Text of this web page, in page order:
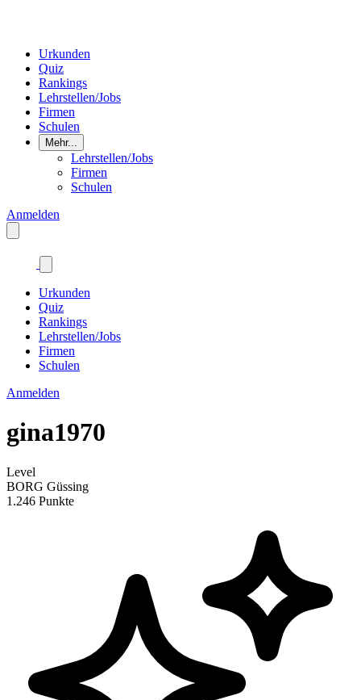
Urkunden
Quiz
Rankings
Lehrstellen/Jobs
Firmen
Schulen
Mehr...
Lehrstellen/Jobs
Firmen
Schulen
Anmelden
Urkunden
Quiz
Rankings
Lehrstellen/Jobs
Firmen
Schulen
Anmelden
gina1970
Level
BORG Güssing
1.246 Punkte